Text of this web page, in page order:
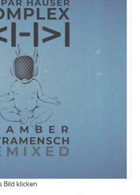
Bild klicken